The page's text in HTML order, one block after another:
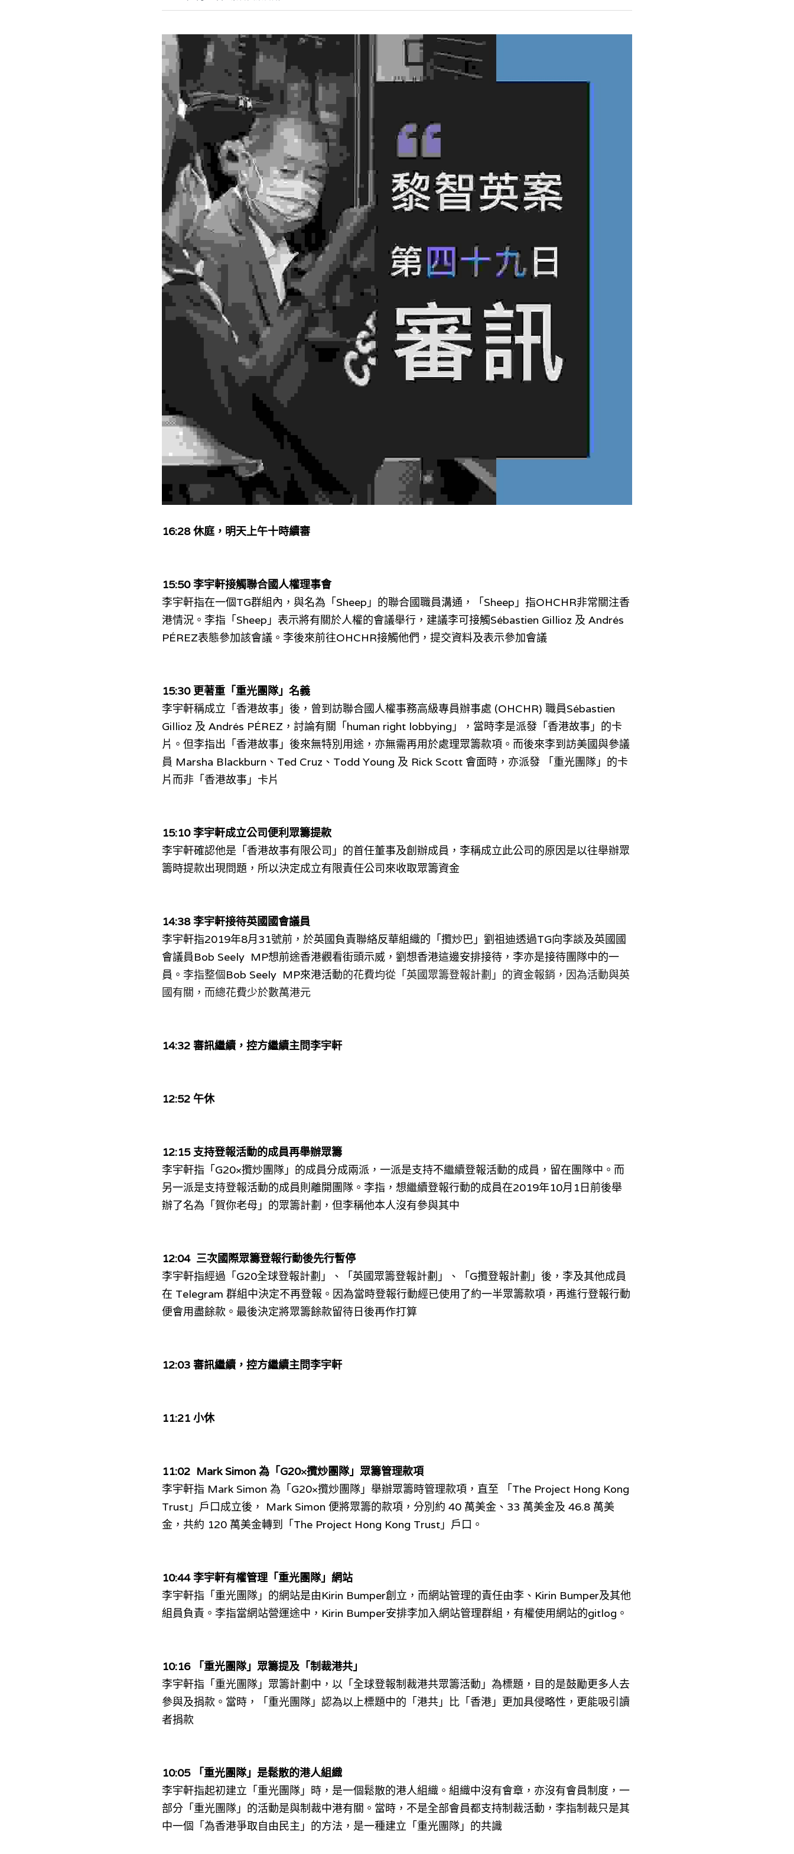
16:28 休庭，明天上午十時續審
15:50 李宇軒接觸聯合國人權理事會
李宇軒指在一個TG群組內，與名為「Sheep」的聯合國職員溝通，「Sheep」指OHCHR非常關注香
港情況。李指「Sheep」表示將有關於人權的會議舉行，建議李可接觸Sébastien Gillioz 及 Andrés
PÉREZ表態參加該會議。李後來前往OHCHR接觸他們，提交資料及表示參加會議
15:30 更著重 「重光團隊」名義
李宇軒稱成立「香港故事」後，曾到訪聯合國人權事務高級專員辦事處 (OHCHR) 職員Sébastien
Gillioz 及 Andrés PÉREZ，討論有關「human right lobbying」，當時李是派發「香港故事」的卡
片。但李指出「香港故事」後來無特別用途，亦無需再用於處理眾籌款項。而後來李到訪美國與參議
員 Marsha Blackburn、Ted Cruz、Todd Young 及 Rick Scott 會面時，亦派發 「重光團隊」的卡
片而非「香港故事」卡片
15:10 李宇軒成立公司便利眾籌提款
李宇軒確認他是「香港故事有限公司」的首任董事及創辦成員，李稱成立此公司的原因是以往舉辦眾
籌時提款出現問題，所以決定成立有限責任公司來收取眾籌資金
14:38 李宇軒接待英國國會議員
李宇軒指2019年8月31號前，於英國負責聯絡反華組織的「攬炒巴」 劉祖迪透過TG向李談及英國國
會議員Bob Seely  MP想前途香港觀看街頭示威， 劉想香港這邊安排接待， 李亦是接待團隊中的一
員。 李指整個Bob Seely  MP來港活動的花費均從「英國眾籌登報計劃」的資金報銷，因為活動與英
國有關，而總花費少於數萬港元
14:32 審訊繼續，控方繼續主問李宇軒
12:52 午休
12:15 支持登報活動的成員再舉辦眾籌
李宇軒指 「G20×攬炒團隊」的成員分成兩派，一派是支持不繼續登報活動的成員，留在團隊中。 而
另一派是支持登報活動的成員則離開團隊。李指，想繼續登報行動的成員在2019年10月1日前後舉
辦了名為「賀你老母」的眾籌計劃，但李稱他本人沒有參與其中
12:04 三次國際眾籌登報行動後先行暫停
李宇軒指經過「G20全球登報計劃」、「英國眾籌登報計劃」、「G攬登報計劃」後，李及其他成員
在 Telegram 群組中決定不再登報。因為當時登報行動經已使用了約一半眾籌款項，再進行登報行動
便會用盡餘款。最後決定將眾籌餘款留待日後再作打算
12:03 審訊繼續，控方繼續主問李宇軒
11:21 小休
11:02 Mark Simon 為「G20×攬炒團隊」眾籌管理款項
李宇軒指 Mark Simon 為 「G20×攬炒團隊」舉辦眾籌時管理款項 ，直至 「The Project Hong Kong
Trust」戶口成立後， Mark Simon 便將眾籌的款項，分別約 40 萬美金、33 萬美金及 46.8 萬美
金，共約 120 萬美金轉到「The Project Hong Kong Trust」戶口。
10:44 李宇軒有權管理「重光團隊」網站
李宇軒指「重光團隊」的網站是由Kirin Bumper創立，而網站管理的責任由李、Kirin Bumper及其他
組員負責。李指當網站營運途中，Kirin Bumper安排李加入網站管理群組，有權使用網站的gitlog。
10:16
「重光團隊」眾籌提及「制裁港共」
李宇軒指「重光團隊」眾籌計劃中，以「全球登報制裁港共眾籌活動」為標題，目的是鼓勵更多人去
參與及捐款。當時，「重光團隊」認為以上標題中的「港共」比「香港」更加具侵略性，更能吸引讀
者捐款
10:05
「重光團隊」是鬆散的港人組織
李宇軒指起初建立「重光團隊」時，是一個鬆散的港人組織。組織中沒有會章，亦沒有會員制度，一
部分「重光團隊」的活動是與制裁中港有關。當時，不是全部會員都支持制裁活動， 李指制裁只是其
中一個「為香港爭取自由民主」的方法， 是一種建立「重光團隊」的共識